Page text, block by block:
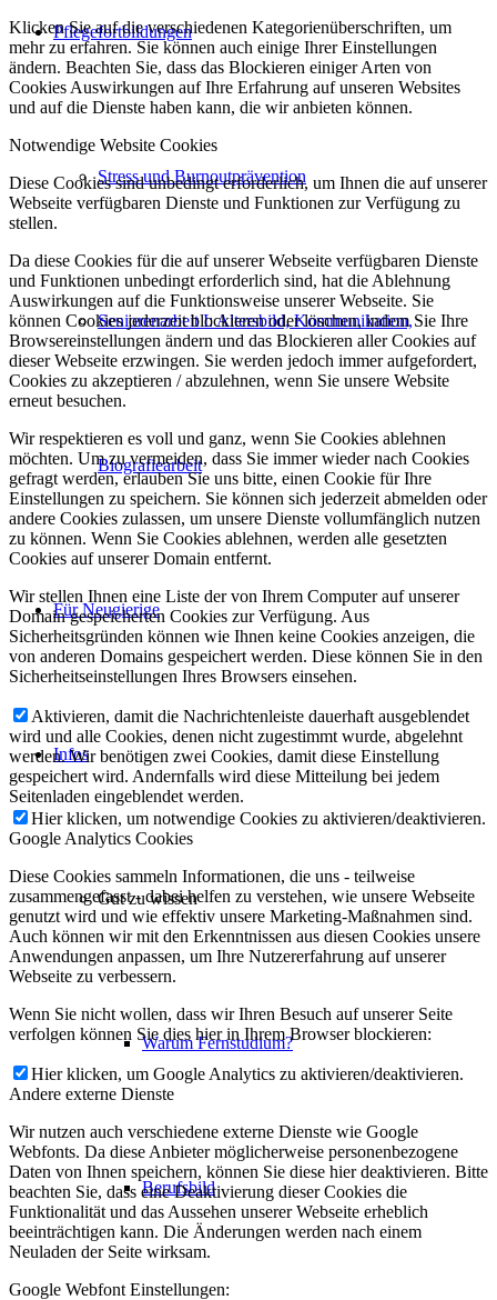
Pflegefortbildungen
Stress und Burnoutprävention
Seniorenarbeit I: Altersbild, Kommunikation,
Biografiearbeit
Für Neugierige
Infos
Gut zu wissen
Warum Fernstudium?
Berufsbild
Klicken Sie auf die verschiedenen Kategorienüberschriften, um
mehr zu erfahren. Sie können auch einige Ihrer Einstellungen
ändern. Beachten Sie, dass das Blockieren einiger Arten von
Cookies Auswirkungen auf Ihre Erfahrung auf unseren Websites
und auf die Dienste haben kann, die wir anbieten können.
Notwendige Website Cookies
Diese Cookies sind unbedingt erforderlich, um Ihnen die auf unserer
Webseite verfügbaren Dienste und Funktionen zur Verfügung zu
stellen.
Da diese Cookies für die auf unserer Webseite verfügbaren Dienste
und Funktionen unbedingt erforderlich sind, hat die Ablehnung
Auswirkungen auf die Funktionsweise unserer Webseite. Sie
können Cookies jederzeit blockieren oder löschen, indem Sie Ihre
Browsereinstellungen ändern und das Blockieren aller Cookies auf
dieser Webseite erzwingen. Sie werden jedoch immer aufgefordert,
Cookies zu akzeptieren / abzulehnen, wenn Sie unsere Website
erneut besuchen.
Wir respektieren es voll und ganz, wenn Sie Cookies ablehnen
möchten. Um zu vermeiden, dass Sie immer wieder nach Cookies
gefragt werden, erlauben Sie uns bitte, einen Cookie für Ihre
Einstellungen zu speichern. Sie können sich jederzeit abmelden oder
andere Cookies zulassen, um unsere Dienste vollumfänglich nutzen
zu können. Wenn Sie Cookies ablehnen, werden alle gesetzten
Cookies auf unserer Domain entfernt.
Wir stellen Ihnen eine Liste der von Ihrem Computer auf unserer
Domain gespeicherten Cookies zur Verfügung. Aus
Sicherheitsgründen können wie Ihnen keine Cookies anzeigen, die
von anderen Domains gespeichert werden. Diese können Sie in den
Sicherheitseinstellungen Ihres Browsers einsehen.
Aktivieren, damit die Nachrichtenleiste dauerhaft ausgeblendet
wird und alle Cookies, denen nicht zugestimmt wurde, abgelehnt
werden. Wir benötigen zwei Cookies, damit diese Einstellung
gespeichert wird. Andernfalls wird diese Mitteilung bei jedem
Seitenladen eingeblendet werden.
Hier klicken, um notwendige Cookies zu aktivieren/deaktivieren.
Google Analytics Cookies
Diese Cookies sammeln Informationen, die uns - teilweise
zusammengefasst - dabei helfen zu verstehen, wie unsere Webseite
genutzt wird und wie effektiv unsere Marketing-Maßnahmen sind.
Auch können wir mit den Erkenntnissen aus diesen Cookies unsere
Anwendungen anpassen, um Ihre Nutzererfahrung auf unserer
Webseite zu verbessern.
Wenn Sie nicht wollen, dass wir Ihren Besuch auf unserer Seite
verfolgen können Sie dies hier in Ihrem Browser blockieren:
Hier klicken, um Google Analytics zu aktivieren/deaktivieren.
Andere externe Dienste
Wir nutzen auch verschiedene externe Dienste wie Google
Webfonts. Da diese Anbieter möglicherweise personenbezogene
Daten von Ihnen speichern, können Sie diese hier deaktivieren. Bitte
beachten Sie, dass eine Deaktivierung dieser Cookies die
Funktionalität und das Aussehen unserer Webseite erheblich
beeinträchtigen kann. Die Änderungen werden nach einem
Neuladen der Seite wirksam.
Google Webfont Einstellungen: